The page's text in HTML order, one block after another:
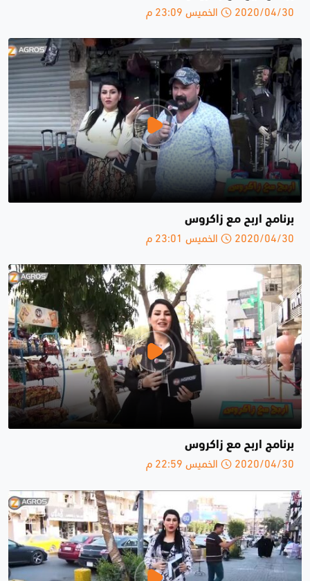
2020/04/30 الخميس 23:09 م
برنامج اربح مع زاكروس
2020/04/30 الخميس 23:01 م
برنامج اربح مع زاكروس
2020/04/30 الخميس 22:59 م